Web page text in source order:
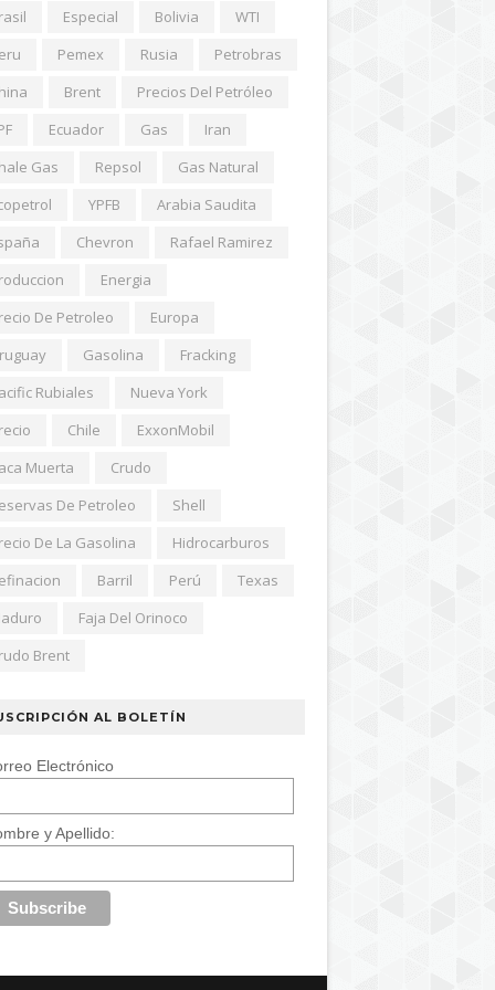
Especial Bolivia
WTI
Pemex Rusia
Petrobras
Brent
Precios Del Petróleo
Ecuador Gas
Iran
Gas
Repsol
Gas Natural
YPFB
Arabia Saudita
Chevron
Rafael Ramirez
Energia
De Petroleo
Europa
Gasolina
Fracking
Rubiales
Nueva York
Chile
ExxonMobil
Muerta
Crudo
De Petroleo
Shell
De La Gasolina
Hidrocarburos
Barril Perú
Texas
Faja Del Orinoco
Brent
AL BOLETÍN
Electrónico
y Apellido: